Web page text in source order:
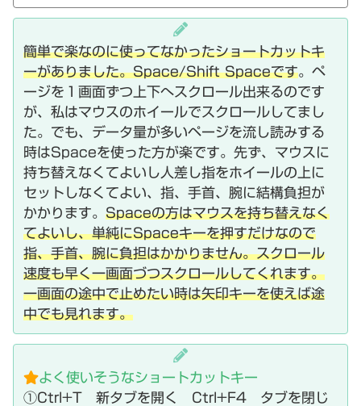
簡単で楽なのに使ってなかったショートカットキ
ーがありました。Space/Shift Spaceです。ペ
ージを１画面ずつ上下へスクロール出来るのです
が、私はマウスのホイールでスクロールしてまし
た。でも、データ量が多いページを流し読みする
時はSpaceを使った方が楽です。先ず、マウスに
持ち替えなくてよいし人差し指をホイールの上に
セットしなくてよい、指、手首、腕に結構負担が
かかります。 Spaceの方はマウスを持ち替えなく
てよいし、単純にSpaceキーを押すだけなので
指、手首、腕に負担はかかりません。スクロール
速度も早く一画面づつスクロールしてくれます。
一画面の途中で止めたい時は矢印キーを使えば途
中でも見れます。
よく使いそうなショートカットキー
①Ctrl+T 新タブを開く Ctrl+F4 タブを閉じ